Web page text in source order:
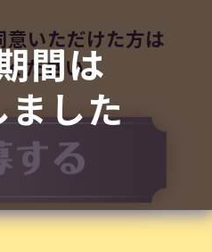
円分
の内容・仕
が生じる場合が
承ください。
間は
ました
意いただけた方は
ください。